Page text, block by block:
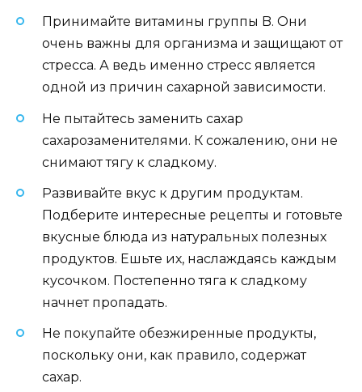
Принимайте витамины группы B. Они
очень важны для организма и защищают от
стресса. А ведь именно стресс является
одной из причин сахарной зависимости.
Не пытайтесь заменить сахар
сахарозаменителями. К сожалению, они не
снимают тягу к сладкому.
Развивайте вкус к другим продуктам.
Подберите интересные рецепты и готовьте
вкусные блюда из натуральных полезных
продуктов. Ешьте их, наслаждаясь каждым
кусочком. Постепенно тяга к сладкому
начнет пропадать.
Не покупайте обезжиренные продукты,
поскольку они, как правило, содержат
сахар.